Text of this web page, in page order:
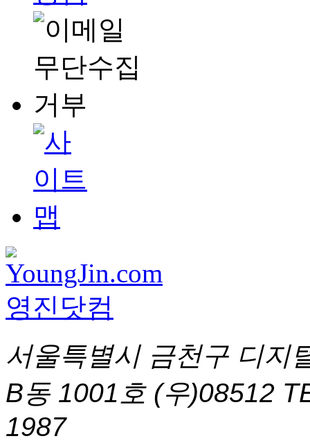
서울특별시 금천구 디지
B동 1001호 (우)08512
1987